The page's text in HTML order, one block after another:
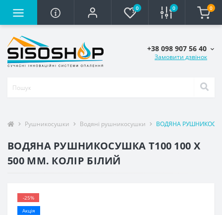
0 0 0
+38 098 907 56 40
Замовити дзвінок
Рушникосушки Водяні рушникосушки ВОДЯНА
ВОДЯНА РУШНИКОСУШКА T100 100 X
500 ММ. КОЛІР БІЛИЙ
-25%
Акція